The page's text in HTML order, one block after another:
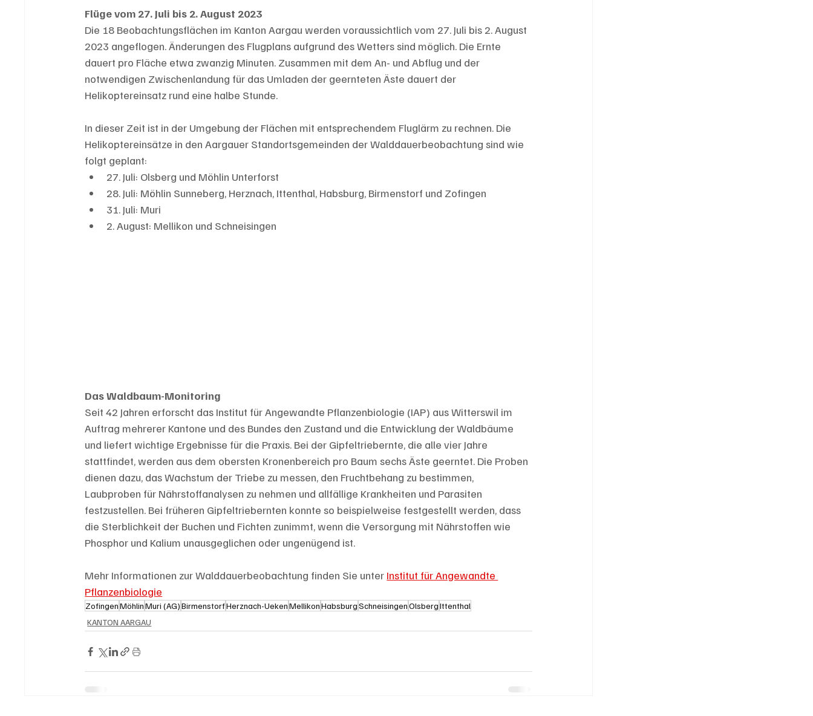
Flüge vom 27. Juli bis 2. August 2023
Die 18 Beobachtungsflächen im Kanton Aargau werden voraussichtlich vom 27. Juli bis 2. August
2023 angeflogen. Änderungen des Flugplans aufgrund des Wetters sind möglich. Die Ernte
dauert pro Fläche etwa zwanzig Minuten. Zusammen mit dem An- und Abflug und der
notwendigen Zwischenlandung für das Umladen der geernteten Äste dauert der
Helikoptereinsatz rund eine halbe Stunde.
In dieser Zeit ist in der Umgebung der Flächen mit entsprechendem Fluglärm zu rechnen. Die
Helikoptereinsätze in den Aargauer Standortsgemeinden der Walddauerbeobachtung sind wie
folgt geplant:
27. Juli: Olsberg und Möhlin Unterforst
28. Juli: Möhlin Sunneberg, Herznach, Ittenthal, Habsburg, Birmenstorf und Zofingen
31. Juli: Muri
2. August: Mellikon und Schneisingen
Das Waldbaum-Monitoring
Seit 42 Jahren erforscht das Institut für Angewandte Pflanzenbiologie (IAP) aus Witterswil im
Auftrag mehrerer Kantone und des Bundes den Zustand und die Entwicklung der Waldbäume
und liefert wichtige Ergebnisse für die Praxis. Bei der Gipfeltriebernte, die alle vier Jahre
stattfindet, werden aus dem obersten Kronenbereich pro Baum sechs Äste geerntet. Die Proben
dienen dazu, das Wachstum der Triebe zu messen, den Fruchtbehang zu bestimmen,
Laubproben für Nährstoffanalysen zu nehmen und allfällige Krankheiten und Parasiten
festzustellen. Bei früheren Gipfeltriebernten konnte so beispielweise festgestellt werden, dass
die Sterblichkeit der Buchen und Fichten zunimmt, wenn die Versorgung mit Nährstoffen wie
Phosphor und Kalium unausgeglichen oder ungenügend ist.
Mehr Informationen zur Walddauerbeobachtung finden Sie unter Institut für Angewandte
Pflanzenbiologie
ZofingenMöhlinMuri (AG)BirmenstorfHerznach-UekenMellikonHabsburgSchneisingenOlsbergIttenthal
KANTON AARGAU